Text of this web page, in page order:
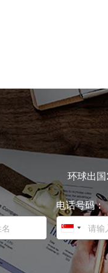
环球出
电话号码：
S
n